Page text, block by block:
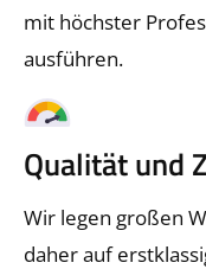
mit höchster
ausführen.
Qualität und
Wir legen großen
daher auf